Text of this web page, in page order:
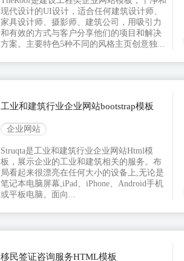
现代设计的UI设计，适合任何建筑设计师、
家具设计师、摄影师、建筑公司，用吸引力
和有效的方式与客户分享他们的项目和解决
方案。主要特色5种不同的风格主页创意独...
工业和建筑行业企业网站bootstrap模板
企业网站
Struqta是工业和建筑行业企业网站Html模
板，展示企业的工业和建筑相关的服务。布
局看起来很漂亮在任何大小的设备上,无论是
笔记本电脑屏幕,iPad、iPhone、Android手机
或平板电脑。面向...
移民签证咨询服务HTML模板